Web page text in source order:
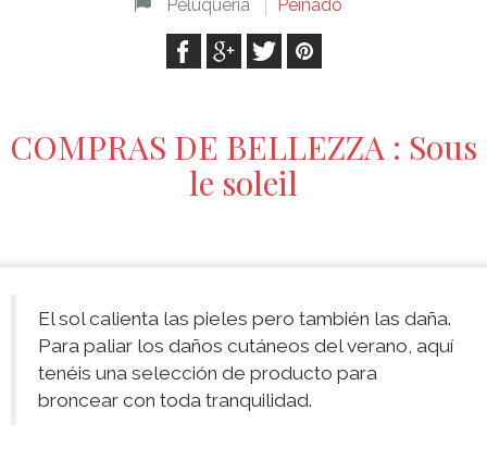
Peluquería Peinado
COMPRAS DE BELLEZZA : Sous
le soleil
El sol calienta las pieles pero también las daña.
Para paliar los daños cutáneos del verano, aquí
tenéis una selección de producto para
broncear con toda tranquilidad.